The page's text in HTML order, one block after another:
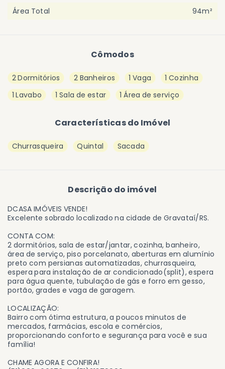
Cômodos
2 Dormitórios 2 Banheiros 1 Vaga
1 Cozinha
1 Lavabo
1 Sala de estar 1 Área de serviço
Características do Imóvel
Churrasqueira Quintal Sacada
Descrição do imóvel
DCASA IMÓVEIS VENDE!
Excelente sobrado localizado na cidade de Gravataí/RS.
CONTA COM:
2 dormitórios, sala de estar/jantar, cozinha, banheiro,
área de serviço, piso porcelanato, aberturas em alumínio
preto com persianas automatizadas, churrasqueira,
espera para instalação de ar condicionado(split), espera
para água quente, tubulação de gás e forro em gesso,
portão, grades e vaga de garagem.
LOCALIZAÇÃO:
Bairro com ótima estrutura, a poucos minutos de
mercados, farmácias, escola e comércios,
proporcionando conforto e segurança para você e sua
família!
CHAME AGORA E CONFIRA!
Área Total
94m²